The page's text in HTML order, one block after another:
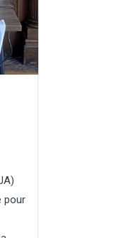
pour